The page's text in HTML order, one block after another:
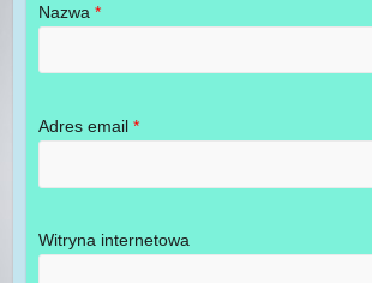
Nazwa *
Adres email *
Witryna internetowa